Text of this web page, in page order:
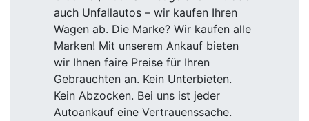
auch Unfallautos – wir kaufen Ihren
Wagen ab. Die Marke? Wir kaufen alle
Marken! Mit unserem Ankauf bieten
wir Ihnen faire Preise für Ihren
Gebrauchten an. Kein Unterbieten.
Kein Abzocken. Bei uns ist jeder
Autoankauf eine Vertrauenssache.